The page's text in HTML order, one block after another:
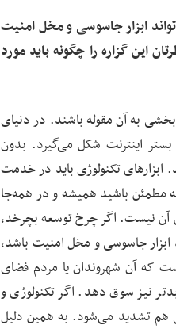
ابزار جاسوسی و مخل امنیت
این گزاره را چگونه باید مورد
به آن مقوله باشند. در دنیای
بستر اینترنت شکل می‌گیرد. بدون
تکنولوژی باید در خدمت
مطمئن باشید همیشه و در همه‌جا
آن نیست. اگر چرخ توسعه بچرخد،
ابزار جاسوسی و مخل امنیت باشد،
که آن شهروندان یا مردم فضای
نیز سوق دهد. اگر تکنولوژی و
هم تشدید می‌شود. به همین دلیل